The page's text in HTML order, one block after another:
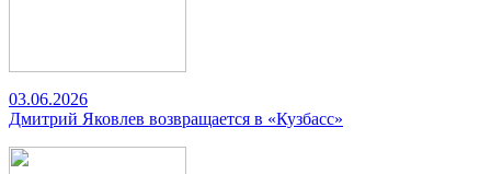
03.06.2026
Дмитрий Яковлев возвращается в «Кузбасс»